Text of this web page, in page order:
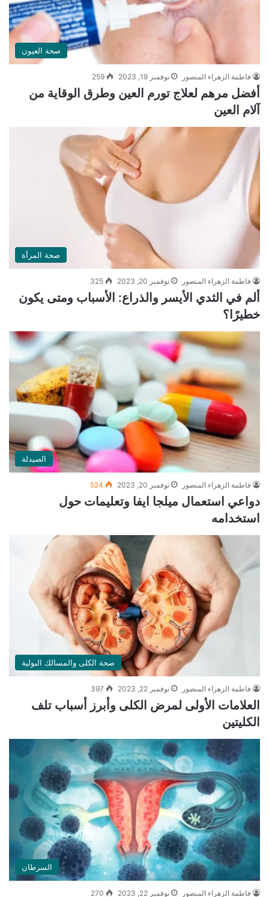
صحة العيون
فاطمة الزهراء المنصور نوفمبر 19, 2023 259
أفضل مرهم لعلاج تورم العين وطرق الوقاية من
آلام العين
صحة المرأة
فاطمة الزهراء المنصور نوفمبر 20, 2023 325
ألم في الثدي الأيسر والذراع: الأسباب ومتى يكون
خطيرًا؟
الصيدلة
فاطمة الزهراء المنصور نوفمبر 20, 2023 524
دواعي استعمال ميلجا ايفا وتعليمات حول
استخدامه
صحة الكلى والمسالك البولية
فاطمة الزهراء المنصور نوفمبر 22, 2023 397
العلامات الأولى لمرض الكلى وأبرز أسباب تلف
الكليتين
السرطان
فاطمة الزهراء المنصور نوفمبر 22, 2023 270